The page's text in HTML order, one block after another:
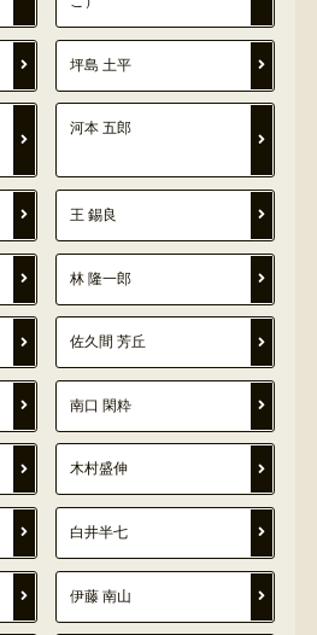
坪島 土平
河本 五郎
王 錫良
林 隆一郎
佐久間 芳丘
南口 閑粋
木村盛伸
白井半七
伊藤 南山